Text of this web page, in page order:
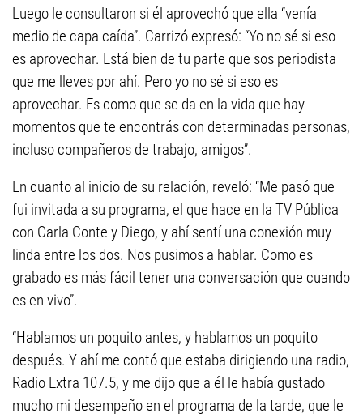
Luego le consultaron si él aprovechó que ella “venía
medio de capa caída”. Carrizó expresó: “Yo no sé si eso
es aprovechar. Está bien de tu parte que sos periodista
que me lleves por ahí. Pero yo no sé si eso es
aprovechar. Es como que se da en la vida que hay
momentos que te encontrás con determinadas personas,
incluso compañeros de trabajo, amigos”.
En cuanto al inicio de su relación, reveló: “Me pasó que
fui invitada a su programa, el que hace en la TV Pública
con Carla Conte y Diego, y ahí sentí una conexión muy
linda entre los dos. Nos pusimos a hablar. Como es
grabado es más fácil tener una conversación que cuando
es en vivo”.
“Hablamos un poquito antes, y hablamos un poquito
después. Y ahí me contó que estaba dirigiendo una radio,
Radio Extra 107.5, y me dijo que a él le había gustado
mucho mi desempeño en el programa de la tarde, que le